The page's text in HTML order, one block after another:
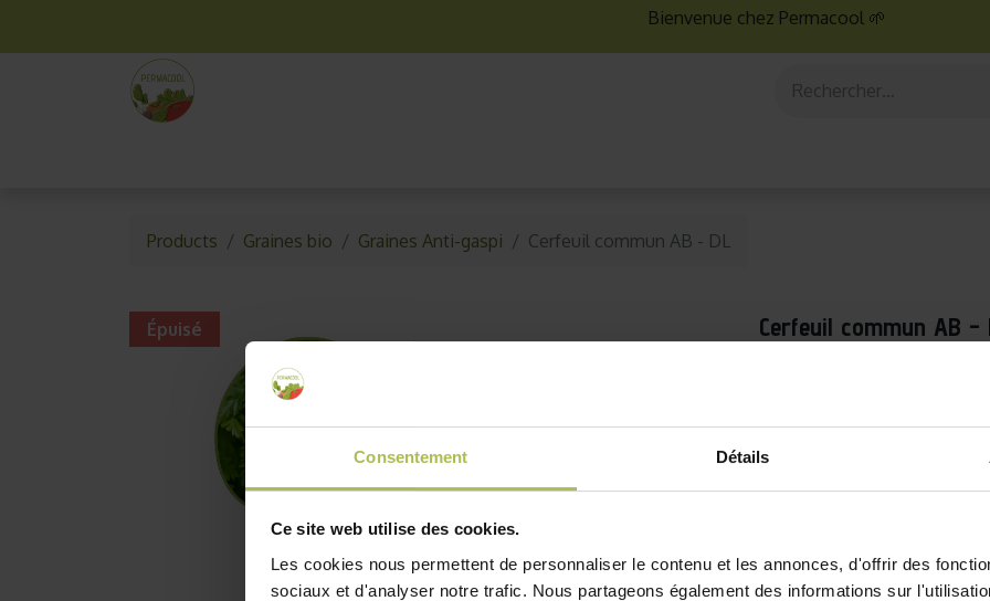
Consentement Détails
Ce site web utilise des cookies.
Les cookies nous permettent de personnaliser le contenu et les annonces, d'offrir des
sociaux et d'analyser notre trafic. Nous partageons également des informations sur
Bienvenue chez Permacool 🌱
Products Graines bio Graines Anti-gaspi Cerfeuil commun AB - DL
Épuisé Cerfeuil commun AB -
Découvrez notre
seconde chance !
Saviez-vous que la
graines n'est pas une
germination optimale.
seconde vie à ces
également de bénéficier